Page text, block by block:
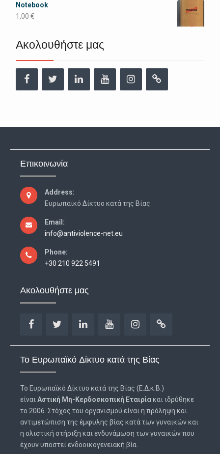
Notebook
1,00 €
Ακολουθήστε μας
FacebookTwitter LinkedinYouTubeInstagramURL
Επικοινωνία
Address:
Ευρωπαϊκό Δίκτυο κατά της Βίας
Email:
info@antiviolence-net.eu
Phone:
+30 210 922 5491
Ακολουθήστε μας
Το Ευρωπαϊκό Δίκτυο κατά της Βίας
Το Ευρωπαϊκό Δίκτυο κατά της Βίας (Ε.Δ.κ.Β.)
είναιΑστική Μη-Κερδοσκοπική Εταιρίακαι ιδρύθηκε
το 2006. Στόχος του οργανισμού είναι η πρόληψη και
αντιμετώπιση της έμφυλης βίας κατά των γυναικών και
η ολιστική στήριξη και ενδυνάμωση των γυναικών που
έχουν υποστεί ενδοοικογενειακή βία.